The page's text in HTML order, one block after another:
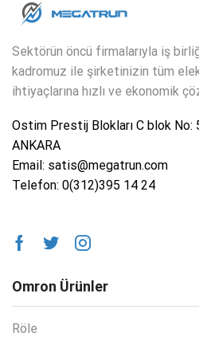
Sektörün öncü firmalarıyla iş
kadromuz ile şirketinizin tüm
ihtiyaçlarına hızlı ve ekonomik
Ostim Prestij Blokları C blok No:
ANKARA
Email: satis@megatrun.com
Telefon: 0(312)395 14 24
Omron Ürünler
Röle